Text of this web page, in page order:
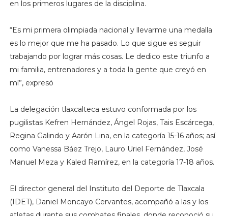
en los primeros lugares de la disciplina.
“Es mi primera olimpiada nacional y llevarme una medalla
es lo mejor que me ha pasado. Lo que sigue es seguir
trabajando por lograr más cosas. Le dedico este triunfo a
mi familia, entrenadores y a toda la gente que creyó en
mí”, expresó
La delegación tlaxcalteca estuvo conformada por los
pugilistas Kefren Hernández, Ángel Rojas, Tais Escárcega,
Regina Galindo y Aarón Lina, en la categoría 15-16 años; así
como Vanessa Báez Trejo, Lauro Uriel Fernández, José
Manuel Meza y Kaled Ramírez, en la categoría 17-18 años.
El director general del Instituto del Deporte de Tlaxcala
(IDET), Daniel Moncayo Cervantes, acompañó a las y los